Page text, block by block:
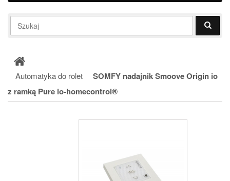
Automatyka do rolet
SOMFY nadajnik Smoove Origin io
z ramką Pure io-homecontrol®